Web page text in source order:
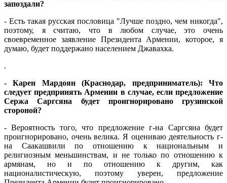
запоздали?
- Есть такая русская пословица "Лучше поздно, чем никогда",
поэтому, я считаю, что в любом случае, это очень
своевременное заявление Президента Армении, которое, я
думаю, будет поддержано населением Джавахка.
.
- Карен Мардоян (Краснодар, предприниматель): Что
следует предпринять Армении в случае, если предложение
Сержа Саргсяна будет проигнорировано грузинской
стороной?
- Вероятность того, что предложение г-на Саргсяна будет
проигнорировано, очень велика. Я оцениваю деятельность г-
на Саакашвили по отношению к национальным и
религиозным меньшинствам, и не только по отношению к
армянам, но и по отношению к другим, как
националистическую, поэтому уверен, предложение